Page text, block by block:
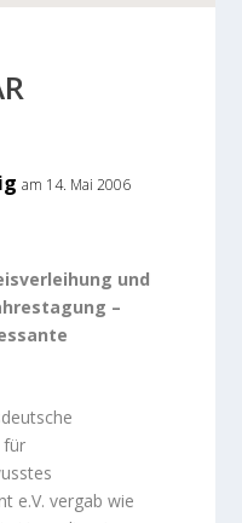
am 14. Mai 2006
und
–
für
e.V. vergab wie